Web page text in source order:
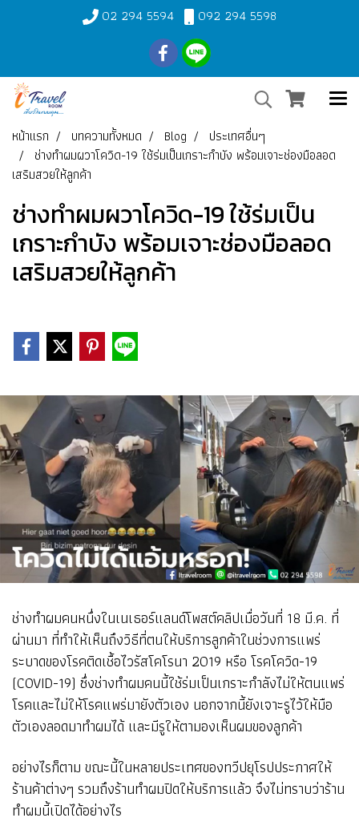
02 294 5594 092 294 5598
หน้าแรก บทความทั้งหมด Blog
ประเทศอื่นๆ
ช่างทำผมผวาโควิด-19 ใช้ร่มเป็นเกราะกำบัง พร้อมเจาะช่องมือลอด
เสริมสวยให้ลูกค้า
ช่างทำผมผวาโควิด-19 ใช้ร่มเป็น
เกราะกำบัง พร้อมเจาะช่องมือลอด
เสริมสวยให้ลูกค้า
ช่างทำผมคนหนึ่งในเนเธอร์แลนด์โพสต์คลิปเมื่อวันที่ 18 มี.ค. ที่
ผ่านมา ที่ทำให้เห็นถึงวิธีที่ตนให้บริการลูกค้าในช่วงการแพร่
ระบาดของโรคติดเชื้อไวรัสโคโรนา 2019 หรือ โรคโควิด-19
(COVID-19) ซึ่งช่างทำผมคนนี้ใช้ร่มเป็นเกราะกำลังไม่ให้ตนแพร่
โรคและไม่ให้โรคแพร่มายังตัวเอง นอกจากนี้ยังเจาะรูไว้ให้มือ
ตัวเองลอดมาทำผมได้ และมีรูให้ตามองเห็นผมของลูกค้า
อย่างไรก็ตาม ขณะนี้ในหลายประเทศของทวีปยุโรปประกาศให้
ร้านค้าต่างๆ รวมถึงร้านทำผมปิดให้บริการแล้ว จึงไม่ทราบว่าร้าน
ทำผมนี้เปิดได้อย่างไร